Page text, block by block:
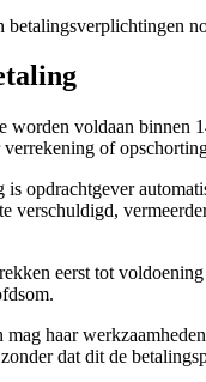
betalingsverplichtingen
worden voldaan binnen
of
is opdrachtgever
verschuldigd,
eerst tot
haar
dat dit de